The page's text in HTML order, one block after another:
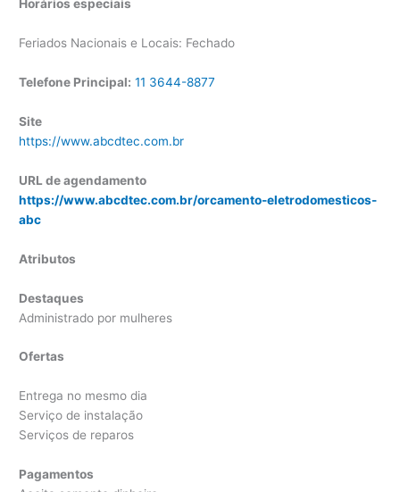
Horários especiais
Feriados Nacionais e Locais: Fechado
Telefone Principal: 11 3644-8877
Site
https://www.abcdtec.com.br
URL de agendamento
https://www.abcdtec.com.br/orcamento-eletrodomesticos-
abc
Atributos
Destaques
Administrado por mulheres
Ofertas
Entrega no mesmo dia
Serviço de instalação
Serviços de reparos
Pagamentos